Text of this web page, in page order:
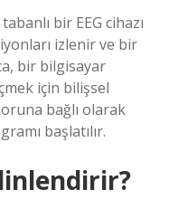
bir EEG cihazı
izlenir ve bir
bir bilgisayar
için bilişsel
bağlı olarak
başlatılır.